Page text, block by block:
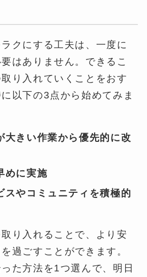
クにする工夫は、一度に
はありません。できるこ
り入れていくことをおす
以下の3点から始めてみま
大きい作業から優先的に改
めに実施
スやコミュニティを積極的
り入れることで、より安
過ごすことができます。
た方法を1つ選んで、明日